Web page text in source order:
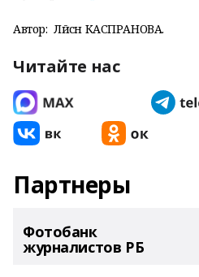
Автор: Ләйсән КАСПРАНОВА.
Читайте нас
Партнеры
Фотобанк
журналистов РБ